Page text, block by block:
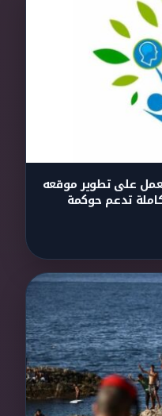
على تطوير موقعه
تدعم حوكمة